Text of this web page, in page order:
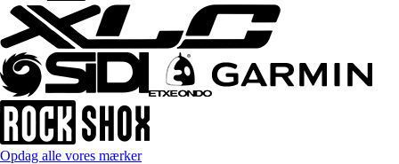
Opdag alle vores mærker